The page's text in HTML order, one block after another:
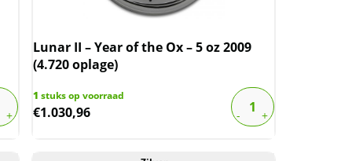
Lunar II – Year of the Ox – 5 oz 2009
(4.720 oplage)
1 stuks op voorraad
€1.030,96